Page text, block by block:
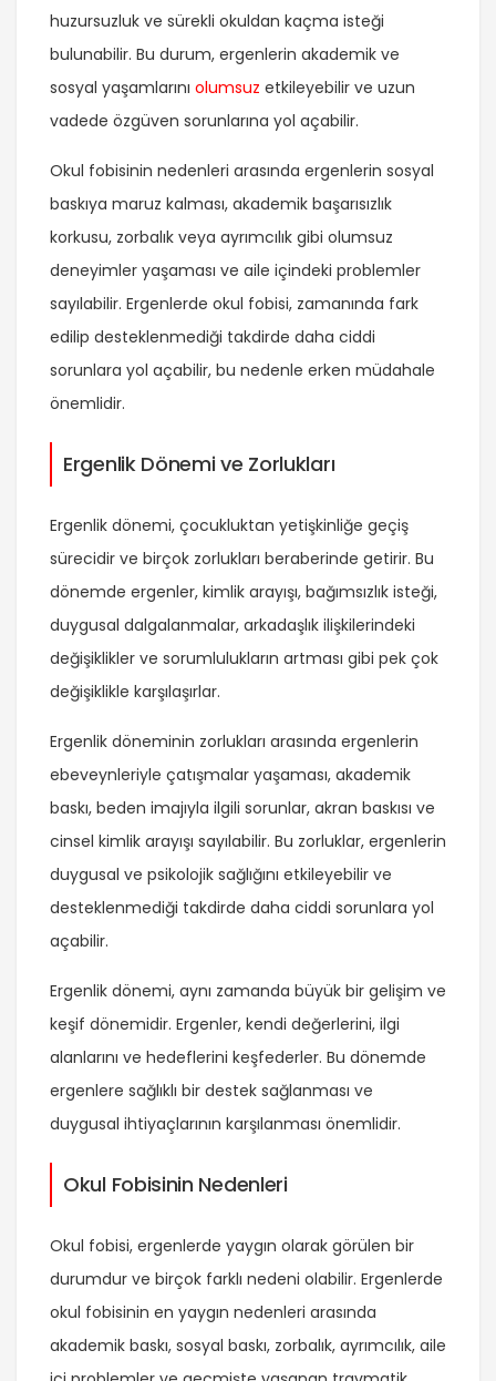
huzursuzluk ve sürekli okuldan kaçma isteği
bulunabilir. Bu durum, ergenlerin akademik ve
sosyal yaşamlarını olumsuz etkileyebilir ve uzun
vadede özgüven sorunlarına yol açabilir.
Okul fobisinin nedenleri arasında ergenlerin sosyal
baskıya maruz kalması, akademik başarısızlık
korkusu, zorbalık veya ayrımcılık gibi olumsuz
deneyimler yaşaması ve aile içindeki problemler
sayılabilir. Ergenlerde okul fobisi, zamanında fark
edilip desteklenmediği takdirde daha ciddi
sorunlara yol açabilir, bu nedenle erken müdahale
önemlidir.
Ergenlik Dönemi ve Zorlukları
Ergenlik dönemi, çocukluktan yetişkinliğe geçiş
sürecidir ve birçok zorlukları beraberinde getirir. Bu
dönemde ergenler, kimlik arayışı, bağımsızlık isteği,
duygusal dalgalanmalar, arkadaşlık ilişkilerindeki
değişiklikler ve sorumlulukların artması gibi pek çok
değişiklikle karşılaşırlar.
Ergenlik döneminin zorlukları arasında ergenlerin
ebeveynleriyle çatışmalar yaşaması, akademik
baskı, beden imajıyla ilgili sorunlar, akran baskısı ve
cinsel kimlik arayışı sayılabilir. Bu zorluklar, ergenlerin
duygusal ve psikolojik sağlığını etkileyebilir ve
desteklenmediği takdirde daha ciddi sorunlara yol
açabilir.
Ergenlik dönemi, aynı zamanda büyük bir gelişim ve
keşif dönemidir. Ergenler, kendi değerlerini, ilgi
alanlarını ve hedeflerini keşfederler. Bu dönemde
ergenlere sağlıklı bir destek sağlanması ve
duygusal ihtiyaçlarının karşılanması önemlidir.
Okul Fobisinin Nedenleri
Okul fobisi, ergenlerde yaygın olarak görülen bir
durumdur ve birçok farklı nedeni olabilir. Ergenlerde
okul fobisinin en yaygın nedenleri arasında
akademik baskı, sosyal baskı, zorbalık, ayrımcılık, aile